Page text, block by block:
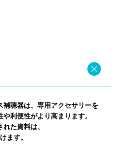
補聴器は、専用アクセサリーを
利便性がより高まります。
た資料は、
ます。